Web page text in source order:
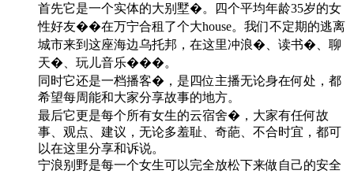
首先它是一个实体的大别墅�。四个平均年龄35岁的女
性好友��在万宁合租了个大house。我们不定期的逃离
城市来到这座海边乌托邦，在这里冲浪�、读书�、聊
天�、玩儿音乐���。
同时它还是一档播客�️，是四位主播无论身在何处，都
希望每周能和大家分享故事的地方。
最后它更是每个所有女生的云宿舍�，大家有任何故
事、观点、建议，无论多羞耻、奇葩、不合时宜，都可
以在这里分享和诉说。
宁浪别野是每一个女生可以完全放松下来做自己的安全